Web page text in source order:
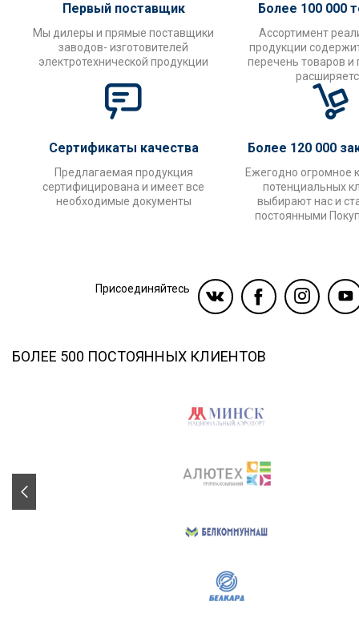
Первый поставщик
Мы дилеры и прямые поставщики
заводов- изготовителей
электротехнической продукции
Более 100 000
Ассортимент
продукции
перечень товаров и
Сертификаты качества
Предлагаемая продукция
сертифицирована и имеет все
необходимые документы
Более 120 000
Ежегодно огромное
потенциальных
выбирают нас и
постоянными
Присоединяйтесь
БОЛЕЕ 500 ПОСТОЯННЫХ КЛИЕНТОВ